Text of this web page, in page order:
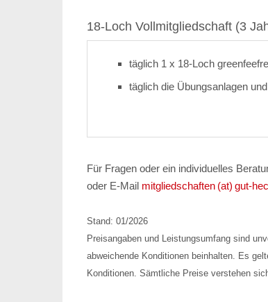
18-Loch Vollmitgliedschaft (3
täglich 1 x 18-Loch
täglich die Übungsanlagen
Für Fragen oder ein individuelles
oder E-Mail mitgliedschaften (at) gut-
Stand: 01/2026
Preisangaben und Leistungsumfang sind
abweichende Konditionen beinhalten. Es
Konditionen. Sämtliche Preise verstehen